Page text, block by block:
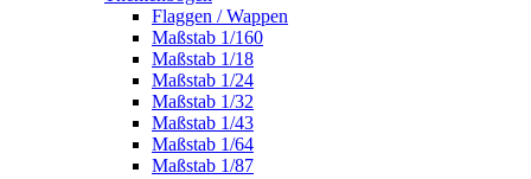
Flaggen / Wappen
Maßstab 1/160
Maßstab 1/18
Maßstab 1/24
Maßstab 1/32
Maßstab 1/43
Maßstab 1/64
Maßstab 1/87